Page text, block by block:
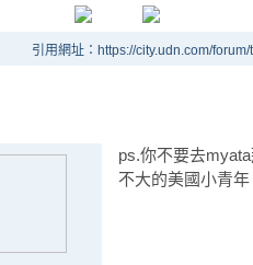
引用網址：https://city.udn.com/
ps.你不要去
不大的美國小青年